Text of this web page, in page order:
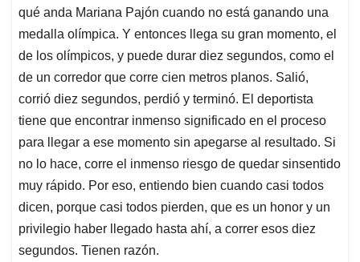
qué anda Mariana Pajón cuando no está ganando una
medalla olímpica. Y entonces llega su gran momento, el
de los olímpicos, y puede durar diez segundos, como el
de un corredor que corre cien metros planos. Salió,
corrió diez segundos, perdió y terminó. El deportista
tiene que encontrar inmenso significado en el proceso
para llegar a ese momento sin apegarse al resultado. Si
no lo hace, corre el inmenso riesgo de quedar sinsentido
muy rápido. Por eso, entiendo bien cuando casi todos
dicen, porque casi todos pierden, que es un honor y un
privilegio haber llegado hasta ahí, a correr esos diez
segundos. Tienen razón.